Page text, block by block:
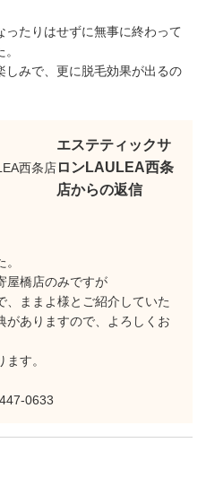
たりはせずに無事に終わって
しみで、更に脱毛効果が出るの
エステティックサ
ロンLAULEA西条
店からの返信
屋橋店のみですが
、ままよ様とご紹介していた
がありますので、よろしくお
す。
0633